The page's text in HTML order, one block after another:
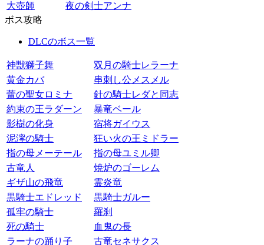
大壺師
夜の剣士アンナ
ボス攻略
DLCのボス一覧
神獣獅子舞
双月の騎士レラーナ
黄金カバ
串刺し公メスメル
蕾の聖女ロミナ
針の騎士レダと同志
約束の王ラダーン
暴竜ベール
影樹の化身
宿将ガイウス
泥濘の騎士
狂い火の王ミドラー
指の母メーテール
指の母ユミル卿
古竜人
焼炉のゴーレム
ギザ山の飛竜
霊炎竜
黒騎士エドレッド
黒騎士ガルー
孤牢の騎士
羅刹
死の騎士
血鬼の長
ラーナの踊り子
古竜セネサクス